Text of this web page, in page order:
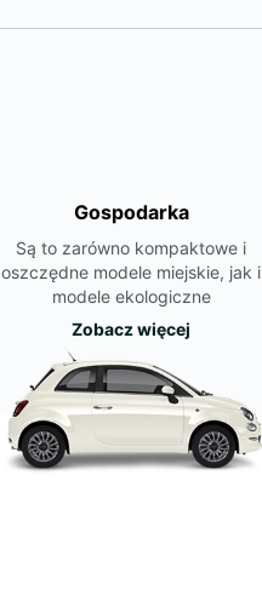
Gospodarka
Są to zarówno kompaktowe i
oszczędne modele miejskie, jak i
modele ekologiczne
Zobacz więcej